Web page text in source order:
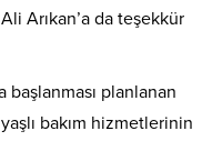
Arıkan’a da teşekkür
başlanması planlanan
bakım hizmetlerinin